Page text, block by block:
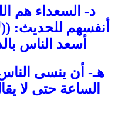
د- السعداء هم
أنفسهم للحديث:
أسعد الناس
هـ- أن ينسى
الساعة حتى لا